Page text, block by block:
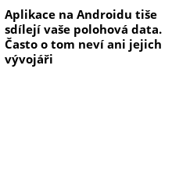
Aplikace na Androidu tiše
sdílejí vaše polohová data.
Často o tom neví ani jejich
vývojáři